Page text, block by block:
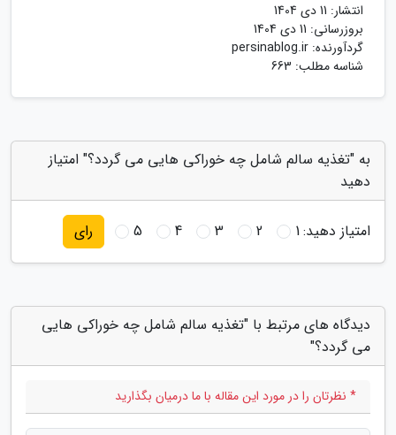
انتشار: 11 دی 1404
بروزرسانی: 11 دی 1404
گردآورنده: persinablog.ir
شناسه مطلب: 663
به "تغذیه سالم شامل چه خوراکی هایی می گردد؟" امتیاز
دهید
امتیاز دهید:1
2
3
4
5 رای
دیدگاه های مرتبط با "تغذیه سالم شامل چه خوراکی هایی
می گردد؟"
* نظرتان را در مورد این مقاله با ما درمیان بگذارید